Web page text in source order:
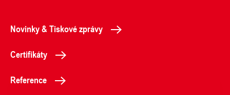
Novinky & Tiskové zprávy
Certifikáty
Reference